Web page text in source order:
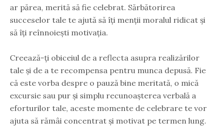
ar părea, merită să fie celebrat. Sărbătorirea
succeselor tale te ajută să îți menții moralul ridicat și
să îți reînnoiești motivația.
Creează-ți obiceiul de a reflecta asupra realizărilor
tale și de a te recompensa pentru munca depusă. Fie
că este vorba despre o pauză bine meritată, o mică
excursie sau pur și simplu recunoașterea verbală a
eforturilor tale, aceste momente de celebrare te vor
ajuta să rămâi concentrat și motivat pe termen lung.